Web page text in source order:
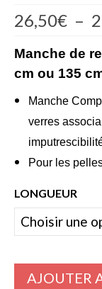
Bulbes –
Bulbes
26,50€ –
Manche de
cm ou 135
Manche
verres
Pour les
LONGUEUR
AJOUTER